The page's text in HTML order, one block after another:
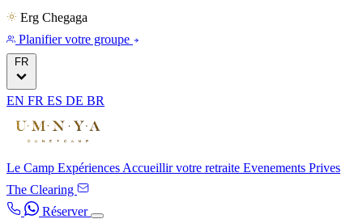
Erg Chegaga
Planifier votre groupe
FR
EN FR ES DE BR
Le Camp Expériences Accueillir votre retraite Evenements Prives
The Clearing
Réserver